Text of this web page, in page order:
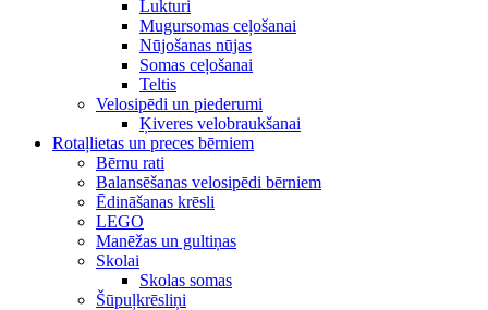
Lukturi
Mugursomas ceļošanai
Nūjošanas nūjas
Somas ceļošanai
Teltis
Velosipēdi un piederumi
Ķiveres velobraukšanai
Rotaļlietas un preces bērniem
Bērnu rati
Balansēšanas velosipēdi bērniem
Ēdināšanas krēsli
LEGO
Manēžas un gultiņas
Skolai
Skolas somas
Šūpuļkrēsliņi